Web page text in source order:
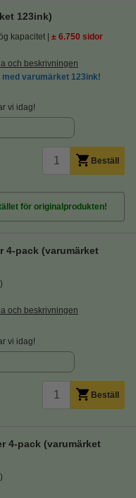
123ink)
kapacitet ± 6.750 sidor
och beskrivningen
med varumärket 123ink!
vi idag!
Beställ
för originalprodukten!
4-pack (varumärket
och beskrivningen
vi idag!
Beställ
4-pack (varumärket